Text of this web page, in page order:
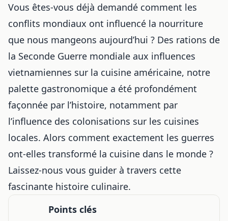
Vous êtes-vous déjà demandé comment les
conflits mondiaux ont influencé la nourriture
que nous mangeons aujourd’hui ? Des rations de
la Seconde Guerre mondiale aux influences
vietnamiennes sur la cuisine américaine, notre
palette gastronomique a été profondément
façonnée par l’histoire, notamment par
l’influence des colonisations sur les cuisines
locales. Alors comment exactement les guerres
ont-elles transformé la cuisine dans le monde ?
Laissez-nous vous guider à travers cette
fascinante histoire culinaire.
Points clés